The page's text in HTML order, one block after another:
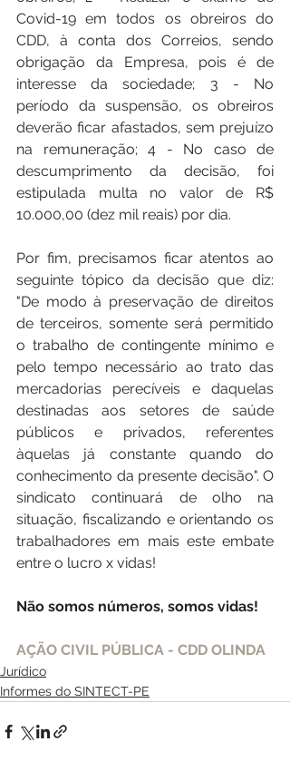
Covid-19 em todos os obreiros do
CDD, à conta dos Correios, sendo
obrigação da Empresa, pois é de
interesse da sociedade; 3 - No
período da suspensão, os obreiros
deverão ficar afastados, sem prejuízo
na remuneração; 4 - No caso de
descumprimento da decisão, foi
estipulada multa no valor de R$
10.000,00 (dez mil reais) por dia.
Por fim, precisamos ficar atentos ao
seguinte tópico da decisão que diz:
"De modo à preservação de direitos
de terceiros, somente será permitido
o trabalho de contingente mínimo e
pelo tempo necessário ao trato das
mercadorias perecíveis e daquelas
destinadas aos setores de saúde
públicos e privados, referentes
àquelas já constante quando do
conhecimento da presente decisão". O
sindicato continuará de olho na
situação, fiscalizando e orientando os
trabalhadores em mais este embate
entre o lucro x vidas!
Não somos números, somos vidas!
AÇÃO CIVIL PÚBLICA - CDD OLINDA
Jurídico
Informes do SINTECT-PE